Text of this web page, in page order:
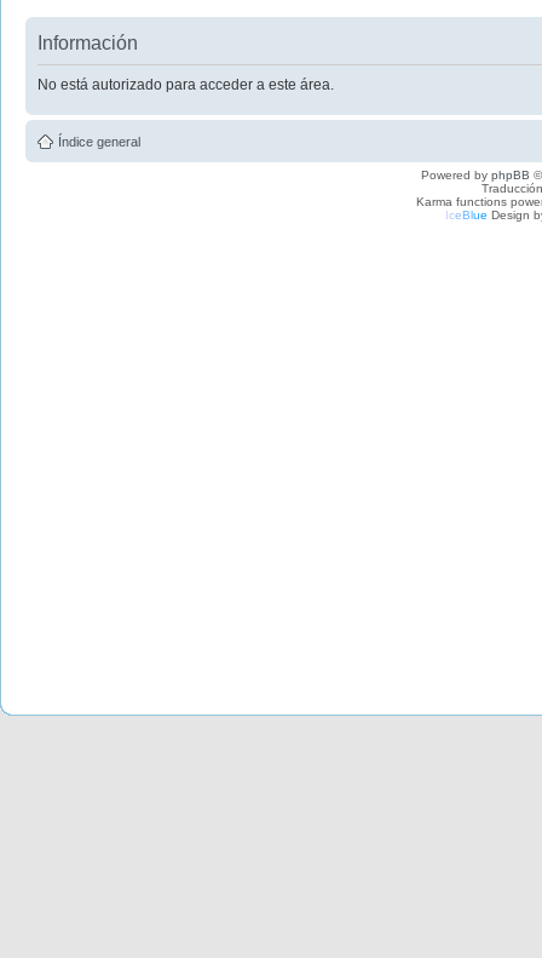
Información
No está autorizado para acceder a este área.
Índice general
Powered by phpBB
Karma functions
IceBlue Design